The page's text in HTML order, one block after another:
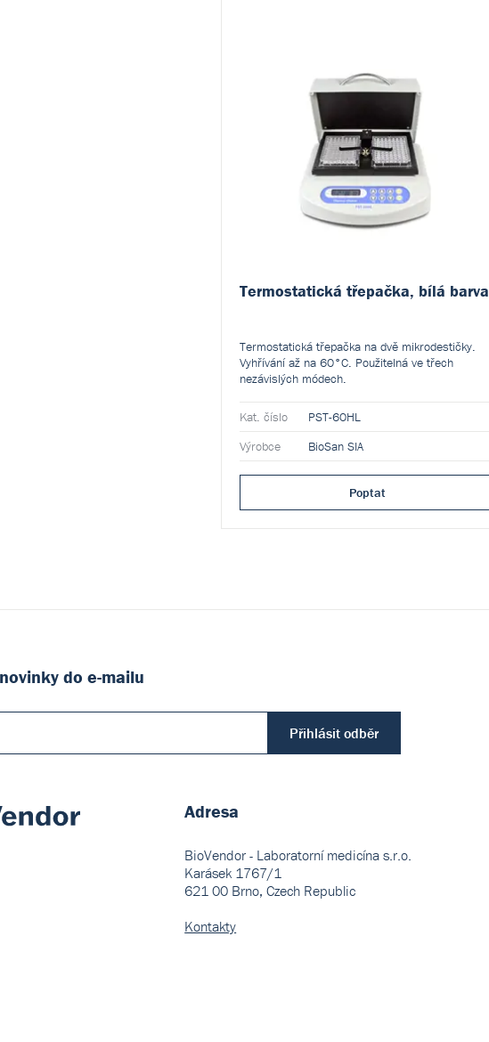
Termostatická třepačka, bílá barva
Termostatická třepačka na dvě mikrodestičky.
Vyhřívání až na 60°C. Použitelná ve třech
nezávislých módech.
Kat. číslo
PST-60HL
Výrobce
BioSan SIA
Poptat
do e-mailu
Přihlásit odběr
Adresa
BioVendor - Laboratorní medicína s.r.o.
Karásek 1767/1
621 00 Brno, Czech Republic
Kontakty